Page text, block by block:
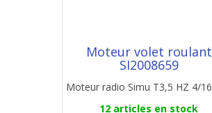
Moteur volet roulant
SI2008659
Moteur radio Simu T3,5 HZ 4/16
12 articles en stock